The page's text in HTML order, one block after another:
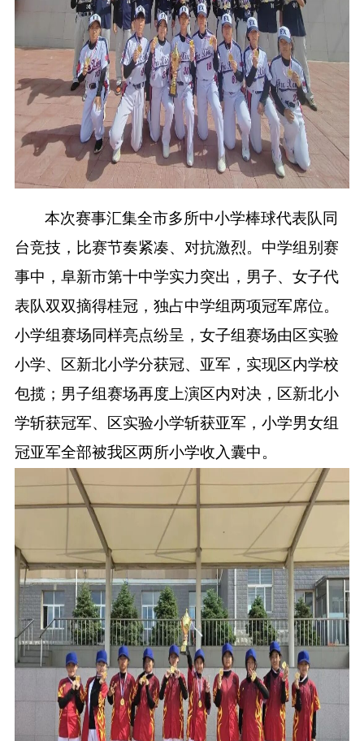
本次赛事汇集全市多所中小学棒球代表队同
台竞技，比赛节奏紧凑、对抗激烈。中学组别赛
事中，阜新市第十中学实力突出，男子、女子代
表队双双摘得桂冠，独占中学组两项冠军席位。
小学组赛场同样亮点纷呈，女子组赛场由区实验
小学、区新北小学分获冠、亚军，实现区内学校
包揽；男子组赛场再度上演区内对决，区新北小
学斩获冠军、区实验小学斩获亚军，小学男女组
冠亚军全部被我区两所小学收入囊中。